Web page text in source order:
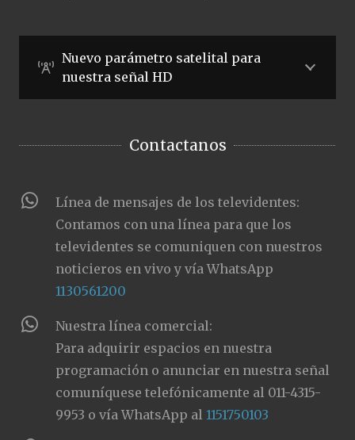
Nuevo parámetro satelital para
nuestra señal HD
Contactanos
Línea de mensajes de los televidentes:
Contamos con una línea para que los
televidentes se comuniquen con nuestros
noticieros en vivo y vía WhatsApp
1130561200
Nuestra línea comercial:
Para adquirir espacios en nuestra
programación o anunciar en nuestra señal
comuníquese telefónicamente al 011-4315-
9953 o vía WhatsApp al1151750103